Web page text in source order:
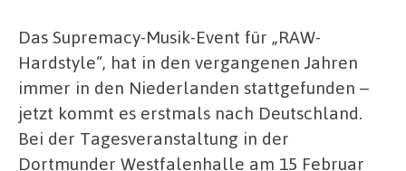
Das Supremacy-Musik-Event für „RAW-
Hardstyle“, hat in den vergangenen Jahren
immer in den Niederlanden stattgefunden –
jetzt kommt es erstmals nach Deutschland.
Bei der Tagesveranstaltung in der
Dortmunder Westfalenhalle am 15 Februar